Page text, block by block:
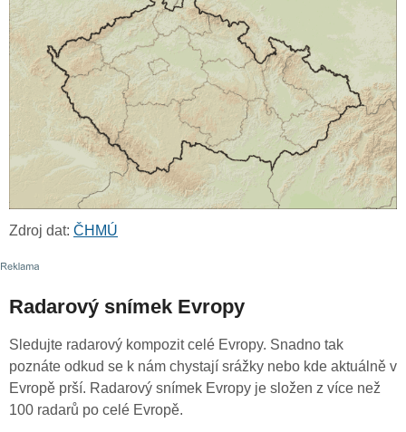
Zdroj dat: ČHMÚ
Radarový snímek Evropy
Sledujte radarový kompozit celé Evropy. Snadno tak
poznáte odkud se k nám chystají srážky nebo kde aktuálně v
Evropě prší. Radarový snímek Evropy je složen z více než
100 radarů po celé Evropě.